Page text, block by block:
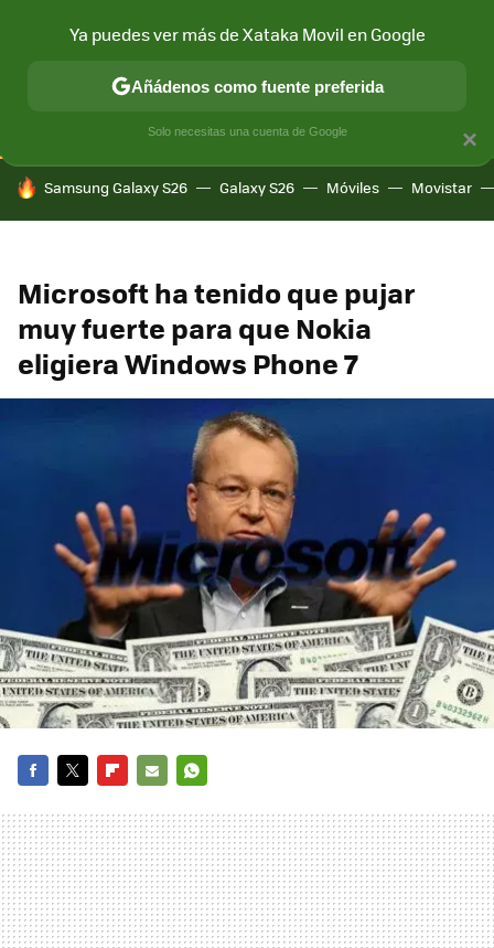
CONECTIVIDAD MÓVIL Y SOCIEDAD APLICACIONES
HOY SE HABLA DE
Samsung Galaxy S26 Galaxy S26 Móviles Movistar
Microsoft ha tenido que pujar
muy fuerte para que Nokia
eligiera Windows Phone 7
MAIL
×
Ya puedes ver más de Xataka Movil en Google
Añádenos como fuente preferida
Solo necesitas una cuenta de Google